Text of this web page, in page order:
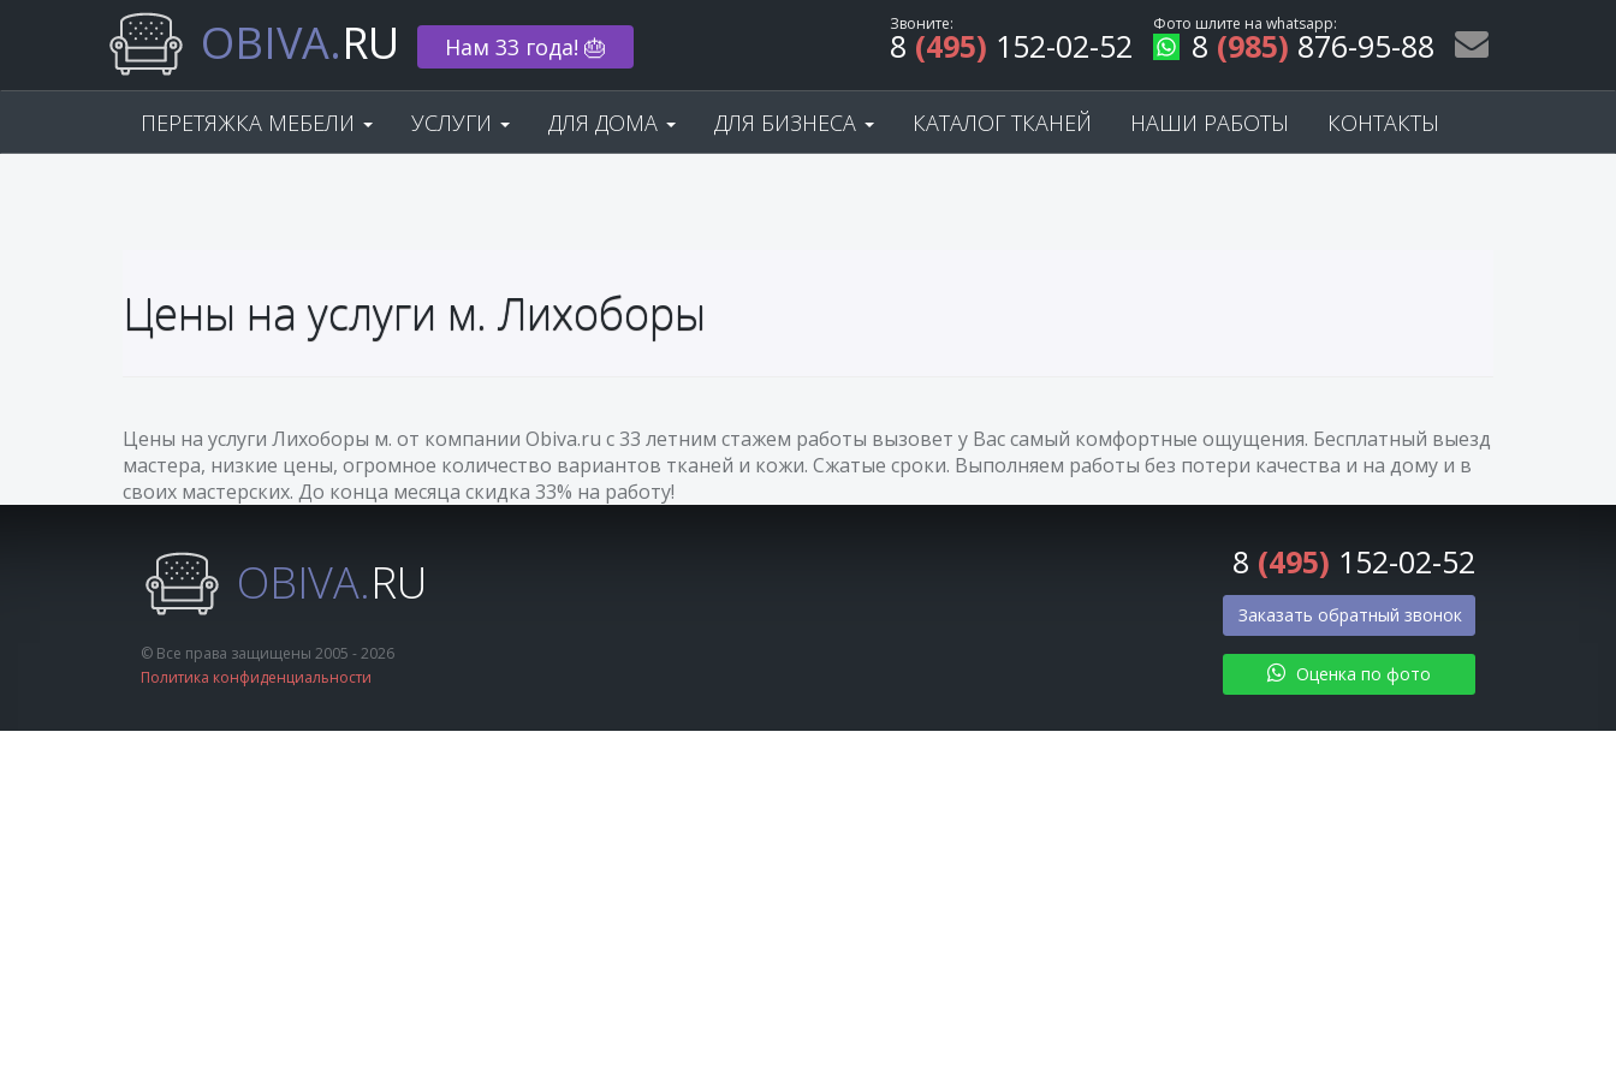
OBIVA.RU Нам 33 года! 🎂
Звоните:
8 (495) 152-02-52
Фото шлите на whatsapp:
8 (985) 876-95-88
ПЕРЕТЯЖКА МЕБЕЛИ УСЛУГИ ДЛЯ ДОМА ДЛЯ БИЗНЕСА КАТАЛОГ ТКАНЕЙ НАШИ РАБОТЫ КОНТАКТЫ
Цены на услуги м. Лихоборы
Цены на услуги Лихоборы м. от компании Obiva.ru с 33 летним стажем работы вызовет у Вас самый комфортные ощущения. Бесплатный выезд
мастера, низкие цены, огромное количество вариантов тканей и кожи. Сжатые сроки. Выполняем работы без потери качества и на дому и в
своих мастерских. До конца месяца скидка 33% на работу!
OBIVA.RU
© Все права защищены 2005 - 2026
Политика конфиденциальности
8 (495) 152-02-52
Заказать обратный звонок
Оценка по фото